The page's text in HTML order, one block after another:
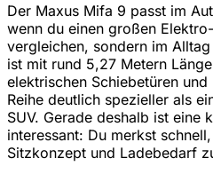
Der Maxus Mifa 9 passt im
wenn du einen großen
vergleichen, sondern im
ist mit rund 5,27 Metern
elektrischen Schiebetüren
Reihe deutlich spezieller als
SUV. Gerade deshalb ist eine
interessant: Du merkst
Sitzkonzept und Ladebedarf